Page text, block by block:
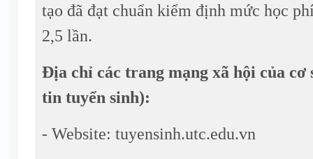
tạo đã đạt chuẩn kiểm định mức học
2,5 lần.
Địa chỉ các trang mạng xã hội của cơ
tin tuyển sinh):
- Website: tuyensinh.utc.edu.vn